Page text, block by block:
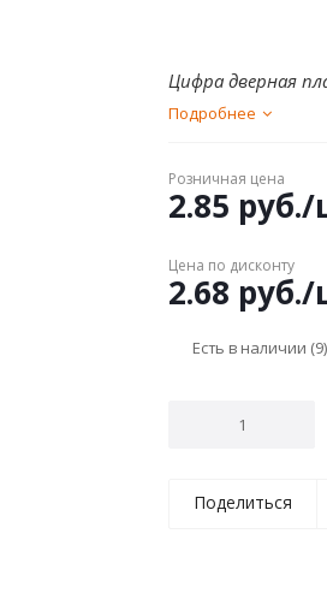
Цифра дверная
Подробнее
Розничная цена
2.85 руб./
Цена по дисконту
2.68 руб./
Есть в наличии (9)
Поделиться